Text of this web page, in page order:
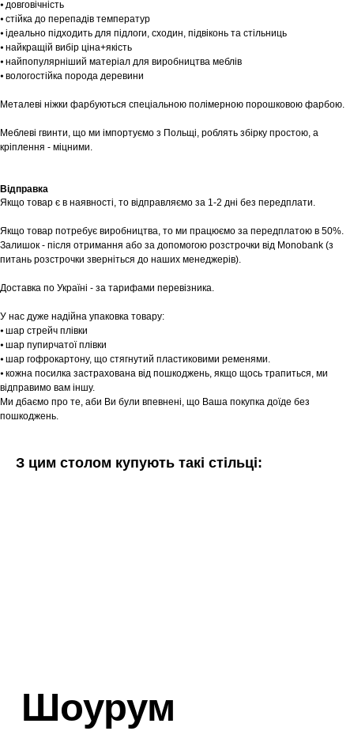
⦁ довговічність
⦁ стійка до перепадів температур
⦁ ідеально підходить для підлоги, сходин, підвіконь та стільниць
⦁ найкращій вибір ціна+якість
⦁ найпопулярніший матеріал для виробництва меблів
⦁ вологостійка порода деревини
Металеві ніжки фарбуються спеціальною полімерною порошковою фарбою.
Меблеві гвинти, що ми імпортуємо з Польщі, роблять збірку простою, а
кріплення - міцними.
Відправка
Якщо товар є в наявності, то відправляємо за 1-2 дні без передплати.
Якщо товар потребує виробництва, то ми працюємо за передплатою в 50%.
Залишок - після отримання або за допомогою розстрочки від Monobank (з
питань розстрочки зверніться до наших менеджерів).
Доставка по Україні - за тарифами перевізника.
У нас дуже надійна упаковка товару:
⦁ шар стрейч плівки
⦁ шар пупирчатої плівки
⦁ шар гофрокартону, що стягнутий пластиковими ременями.
⦁ кожна посилка застрахована від пошкоджень, якщо щось трапиться, ми
відправимо вам іншу.
Ми дбаємо про те, аби Ви були впевнені, що Ваша покупка доїде без
пошкоджень.
З цим столом купують такі стільці:
Шоурум
Tekstura
для вас